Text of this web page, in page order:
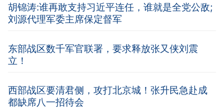
胡锦涛:谁再敢支持习近平连任，谁就是全党公敌;
刘源代理军委主席保定督军
东部战区数千军官联署，要求释放张又侠刘震
立！
西部战区要清君侧，攻打北京城！张升民急赴成
都缺席八一招待会